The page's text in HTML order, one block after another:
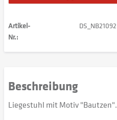
Artikel-
Nr.:
DS_NB21092
Beschreibung
Liegestuhl mit Motiv "Bautzen".